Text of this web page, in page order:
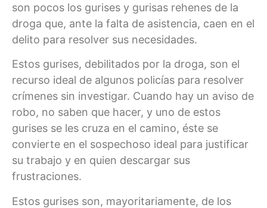
son pocos los gurises y gurisas rehenes de la
droga que, ante la falta de asistencia, caen en el
delito para resolver sus necesidades.
Estos gurises, debilitados por la droga, son el
recurso ideal de algunos policías para resolver
crímenes sin investigar. Cuando hay un aviso de
robo, no saben que hacer, y uno de estos
gurises se les cruza en el camino, éste se
convierte en el sospechoso ideal para justificar
su trabajo y en quien descargar sus
frustraciones.
Estos gurises son, mayoritariamente, de los